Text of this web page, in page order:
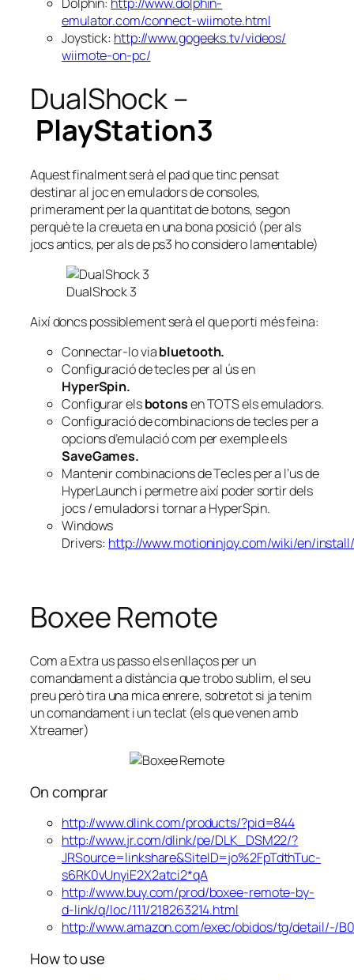
emulator.com/connect-wiimote.html
Joystick: http://www.gogeeks.tv/videos/
wiimote-on-pc/
DualShock –
PlayStation3
Aquest finalment serà el pad que tinc pensat
destinar al joc en emuladors de consoles,
primerament per la quantitat de botons, segon
perquè te la creueta en una bona posició (per als
jocs antics, per als de ps3 ho considero lamentable)
DualShock 3
Així doncs possiblement serà el que porti més feina:
Connectar-lo viabluetooth.
Configuració de tecles per al ús en
HyperSpin.
Configurar elsbotonsen TOTS els emuladors.
Configuració de combinacions de tecles per a
opcions d’emulació com per exemple els
SaveGames.
Mantenir combinacions de Tecles per a l’us de
HyperLaunch i permetre així poder sortir dels
jocs / emuladors i tornar a HyperSpin.
Windows
Drivers: http://www.motioninjoy.com/wiki/en/
Boxee Remote
Com a Extra us passo els enllaços per un
comandament a distància que trobo sublim, el seu
preu però tira una mica enrere, sobretot si ja tenim
un comandament i un teclat (els que venen amb
Xtreamer)
On comprar
http://www.dlink.com/products/?pid=844
http://www.jr.com/dlink/pe/DLK_DSM22/?
JRSource=linkshare&SiteID=jo%2FpTdthTuc-
s6RK0vUnyiE2X2atci2*qA
http://www.buy.com/prod/boxee-remote-by-
d-link/q/loc/111/218263214.html
http://www.amazon.com/exec/obidos/tg/detail/-/
How to use